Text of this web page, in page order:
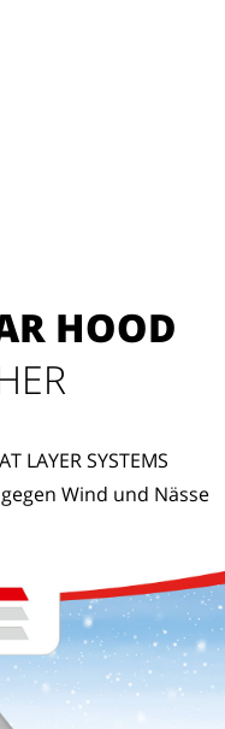
HOOD
LAYER SYSTEMS
Wind und Nässe